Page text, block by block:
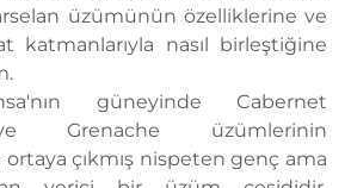
üzümünün özelliklerine ve
katmanlarıyla nasıl birleştiğine
güneyinde Cabernet
Grenache üzümlerinin
ortaya çıkmış nispeten genç ama